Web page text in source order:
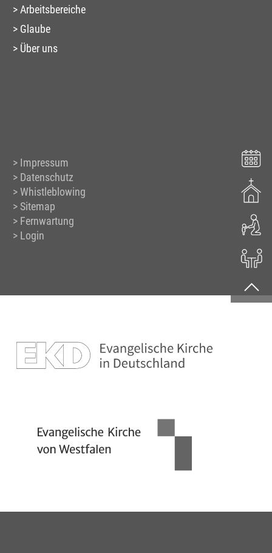
Arbeitsbereiche
Glaube
Über uns
Impressum
Datenschutz
Whistleblowing
Sitemap
Fernwartung
Login